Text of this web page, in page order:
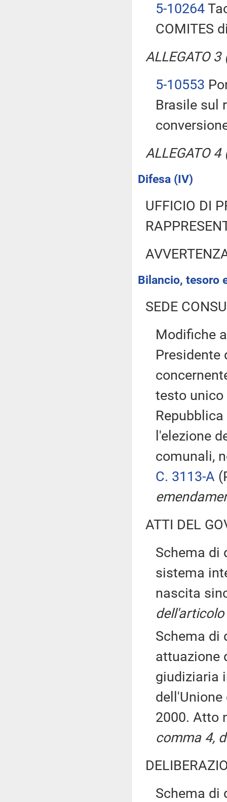
5-10264
COMITES
ALLEGATO
5-10553
Brasile sul
ALLEGATO
Difesa (IV)
UFFICIO DI
Bilancio, tesoro
SEDE
Modifiche
Presidente
testo unico
l'elezione
comunali,
C. 3113-A
ATTI DEL
Schema di
sistema
nascita
Schema di
attuazione
giudiziaria
2000. Atto
comma 4,
Schema di